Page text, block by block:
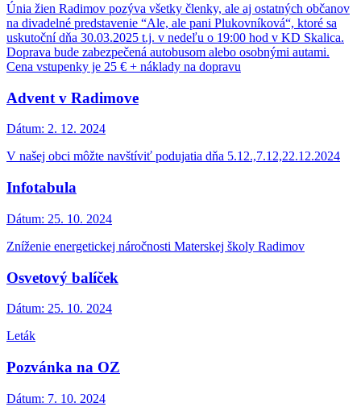
Únia žien Radimov pozýva všetky členky, ale aj ostatných občanov
na divadelné predstavenie “Ale, ale pani Plukovníková“, ktoré sa
uskutoční dňa 30.03.2025 t.j. v nedeľu o 19:00 hod v KD Skalica.
Doprava bude zabezpečená autobusom alebo osobnými autami.
Cena vstupenky je 25 € + náklady na dopravu
Advent v Radimove
Dátum: 2. 12. 2024
V našej obci môžte navštíviť podujatia dňa 5.12.,7.12,22.12.2024
Infotabula
Dátum: 25. 10. 2024
Zníženie energetickej náročnosti Materskej školy Radimov
Osvetový balíček
Dátum: 25. 10. 2024
Leták
Pozvánka na OZ
Dátum: 7. 10. 2024